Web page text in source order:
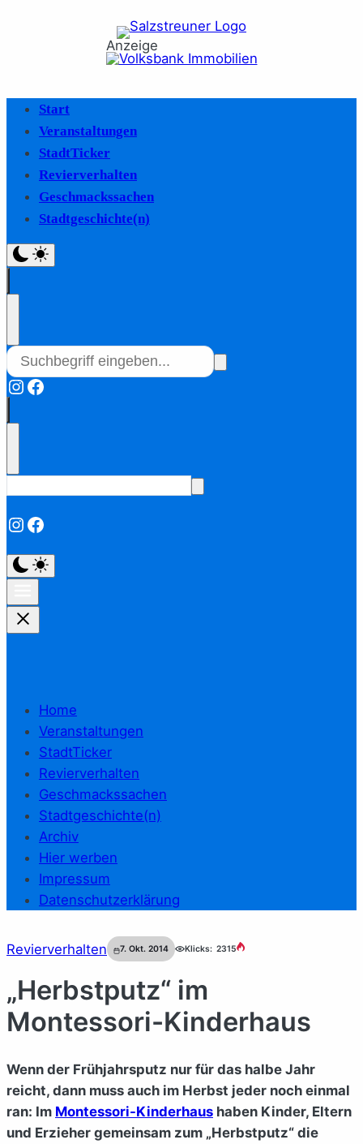
Anzeige
Start
Veranstaltungen
StadtTicker
Revierverhalten
Geschmackssachen
Stadtgeschichte(n)
Instagram
Facebook
Instagram
Facebook
Home
Veranstaltungen
StadtTicker
Revierverhalten
Geschmackssachen
Stadtgeschichte(n)
Archiv
Hier werben
Impressum
Datenschutzerklärung
Revierverhalten 7. Okt. 2014 Klicks: 2315
„Herbstputz“ im
Montessori-Kinderhaus
Wenn der Frühjahrsputz nur für das halbe Jahr
reicht, dann muss auch im Herbst jeder noch einmal
ran: Im Montessori-Kinderhaus haben Kinder, Eltern
und Erzieher gemeinsam zum „Herbstputz“ die